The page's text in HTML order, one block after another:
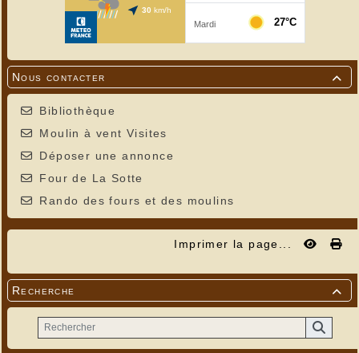

Nous contacter
Bibliothèque
Moulin à vent Visites
Déposer une annonce
Four de La Sotte
Rando des fours et des moulins
Imprimer la page...

Recherche